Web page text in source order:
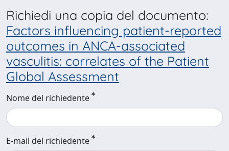
Richiedi una copia del documento:
Factors influencing patient-reported
outcomes in ANCA-associated
vasculitis: correlates of the Patient
Global Assessment
Nome del richiedente
E-mail del richiedente